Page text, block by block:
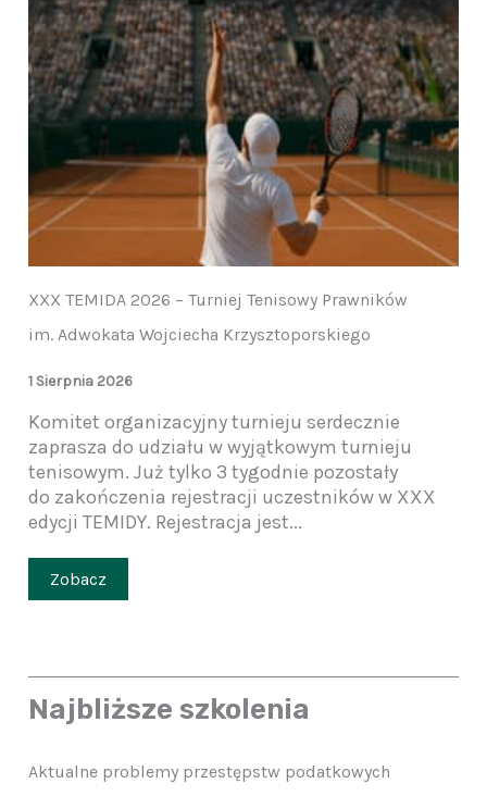
XXX TEMIDA 2026 – Turniej Tenisowy Prawników
im. Adwokata Wojciecha Krzysztoporskiego
1 Sierpnia 2026
Komitet organizacyjny turnieju serdecznie
zaprasza do udziału w wyjątkowym turnieju
tenisowym. Już tylko 3 tygodnie pozostały
do zakończenia rejestracji uczestników w XXX
edycji TEMIDY. Rejestracja jest...
Zobacz
Najbliższe szkolenia
Aktualne problemy przestępstw podatkowych